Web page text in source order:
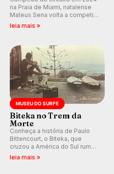
na Praia de Miami, natalense
Mateus Sena volta a competir
em casa em busca de manter a
hegemonia potiguar em etapa
leia mais »
MUSEU DO SURFE
Biteka no Trem da
Morte
Conheça a história de Paulo
Bittencourt, o Biteka, que
cruzou a América do Sul rumo
ao Pacífico em uma jornada
que se tornou um marco de
leia mais »